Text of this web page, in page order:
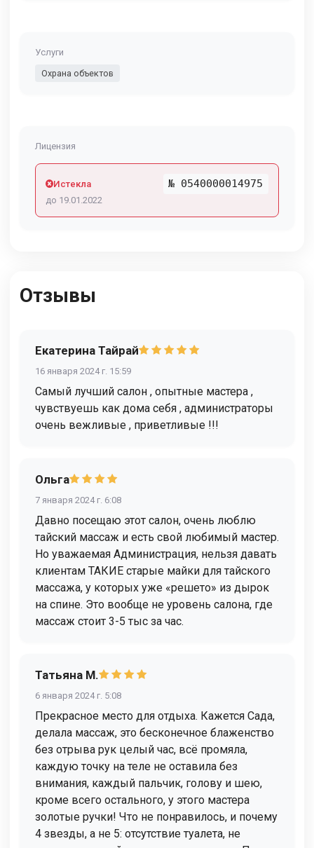
Услуги
Охрана объектов
Лицензия
Истекла № 0540000014975
до 19.01.2022
Отзывы
Екатерина Тайрай
16 января 2024 г. 15:59
Самый лучший салон , опытные мастера ,
чувствуешь как дома себя , администраторы
очень вежливые , приветливые !!!
Ольга
7 января 2024 г. 6:08
Давно посещаю этот салон, очень люблю
тайский массаж и есть свой любимый мастер.
Но уважаемая Администрация, нельзя давать
клиентам ТАКИЕ старые майки для тайского
массажа, у которых уже «решето» из дырок
на спине. Это вообще не уровень салона, где
массаж стоит 3-5 тыс за час.
Татьяна М.
6 января 2024 г. 5:08
Прекрасное место для отдыха. Кажется Сада,
делала массаж, это бесконечное блаженство
без отрыва рук целый час, всё промяла,
каждую точку на теле не оставила без
внимания, каждый пальчик, голову и шею,
кроме всего остального, у этого мастера
золотые ручки! Что не понравилось, и почему
4 звезды, а не 5: отсутствие туалета, не